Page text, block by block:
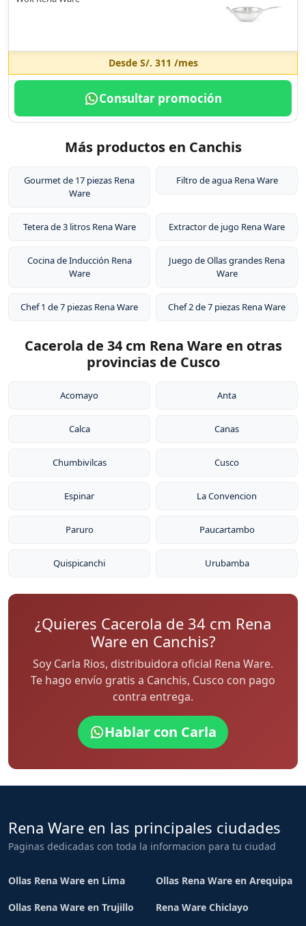
Desde S/. 311 /mes
Consultar promoción
Más productos en Canchis
Gourmet de 17 piezas Rena
Ware
Filtro de agua Rena Ware
Tetera de 3 litros Rena Ware Extractor de jugo Rena Ware
Cocina de Inducción Rena
Ware
Juego de Ollas grandes Rena
Ware
Chef 1 de 7 piezas Rena Ware Chef 2 de 7 piezas Rena Ware
Cacerola de 34 cm Rena Ware en otras
provincias de Cusco
Acomayo Anta
Calca Canas
Chumbivilcas Cusco
Espinar La Convencion
Paruro Paucartambo
Quispicanchi Urubamba
¿Quieres Cacerola de 34 cm Rena
Ware en Canchis?
Soy Carla Rios, distribuidora oficial Rena Ware.
Te hago envío gratis a Canchis, Cusco con pago
contra entrega.
Hablar con Carla
Rena Ware en las principales ciudades
Paginas dedicadas con toda la informacion para tu ciudad
Ollas Rena Ware en Lima Ollas Rena Ware en Arequipa
Ollas Rena Ware en Trujillo Rena Ware Chiclayo